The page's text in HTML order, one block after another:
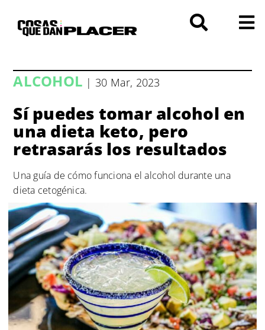
contenido
ALCOHOL | 30 Mar, 2023
Sí puedes tomar alcohol en
una dieta keto, pero
retrasarás los resultados
Una guía de cómo funciona el alcohol durante una
dieta cetogénica.